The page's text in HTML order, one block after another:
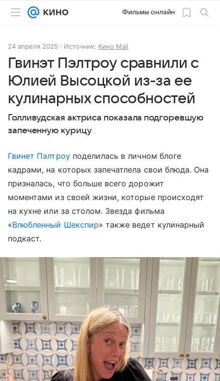
Фильмы онлайн
24 апреля 2025 Источник: Кино Mail
Гвинэт Пэлтроу сравнили с
Юлией Высоцкой из-за ее
кулинарных способностей
Голливудская актриса показала подгоревшую
запеченную курицу
Гвинет Пэлтроуподелилась в личном блоге
кадрами, на которых запечатлела свои блюда. Она
призналась, что больше всего дорожит
моментами из своей жизни, которые происходят
на кухне или за столом. Звезда фильма
«Влюбленный Шекспир» также ведет кулинарный
подкаст.